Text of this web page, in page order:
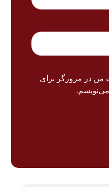
من در مرورگر برای
می‌نویسم.